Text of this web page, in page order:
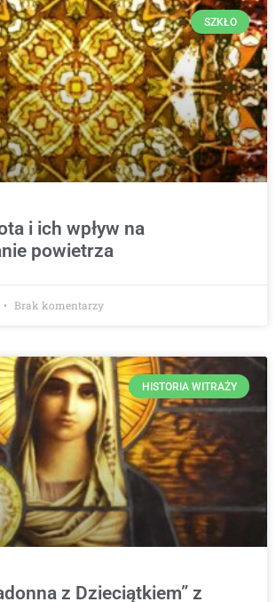
SZKŁO
i ich wpływ na
powietrza
Brak komentarzy
HISTORIA WITRAŻY
z Dzieciątkiem” z